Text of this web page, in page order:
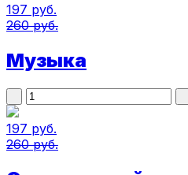
197 руб.
260 руб.
Музыка
197 руб.
260 руб.